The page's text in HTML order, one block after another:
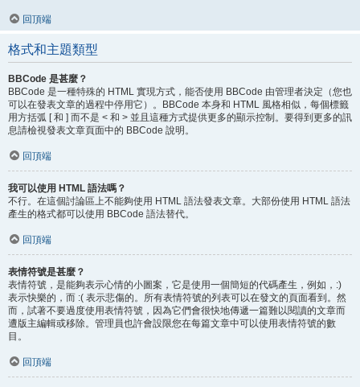
回頂端
格式和主題類型
BBCode 是甚麼？
BBCode 是一種特殊的 HTML 實現方式，能否使用 BBCode 由管理者決定（您也
可以在發表文章的過程中停用它）。BBCode 本身和 HTML 風格相似，每個標籤
用方括弧 [ 和 ] 而不是 < 和 > 並且這種方式提供更多的顯示控制。要得到更多的訊
息請檢視發表文章頁面中的 BBCode 說明。
回頂端
我可以使用 HTML 語法嗎？
不行。在這個討論區上不能夠使用 HTML 語法發表文章。大部份使用 HTML 語法
產生的格式都可以使用 BBCode 語法替代。
回頂端
表情符號是甚麼？
表情符號，是能夠表示心情的小圖案，它是使用一個簡短的代碼產生，例如，:)
表示快樂的，而 :( 表示悲傷的。所有表情符號的列表可以在發文的頁面看到。然
而，試著不要過度使用表情符號，因為它們會很快地傳遞一篇難以閱讀的文章而
遭版主編輯或移除。管理員也許會設限您在每篇文章中可以使用表情符號的數
目。
回頂端